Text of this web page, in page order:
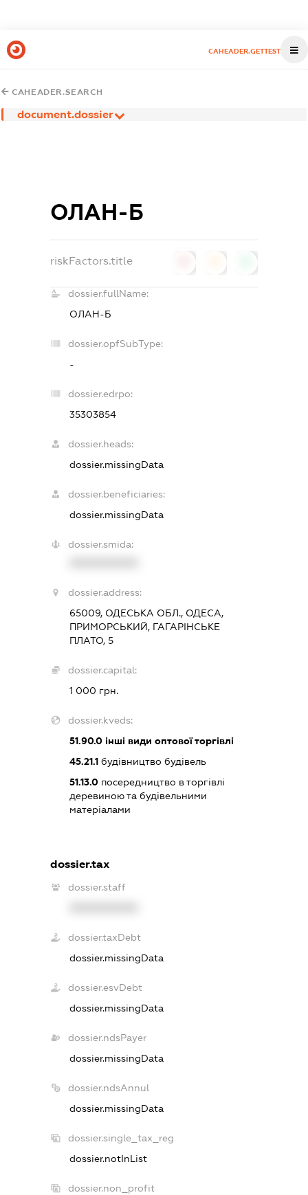
CAHEADER.GETTEST
CAHEADER.SEARCH
document.dossier
ОЛАН-Б
riskFactors.title
dossier.fullName:
ОЛАН-Б
dossier.opfSubType:
-
dossier.edrpo:
35303854
dossier.heads:
dossier.missingData
dossier.beneficiaries:
dossier.missingData
dossier.smida:
dossier.address:
65009, ОДЕСЬКА ОБЛ., ОДЕСА,
ПРИМОРСЬКИЙ, ГАГАРІНСЬКЕ
ПЛАТО, 5
dossier.capital:
1 000 грн.
dossier.kveds:
51.90.0 інші види оптової торгівлі
45.21.1 будівництво будівель
51.13.0 посередництво в торгівлі
деревиною та будівельними
матеріалами
dossier.tax
dossier.staff
dossier.taxDebt
dossier.missingData
dossier.esvDebt
dossier.missingData
dossier.ndsPayer
dossier.missingData
dossier.ndsAnnul
dossier.missingData
dossier.single_tax_reg
dossier.notInList
dossier.non_profit